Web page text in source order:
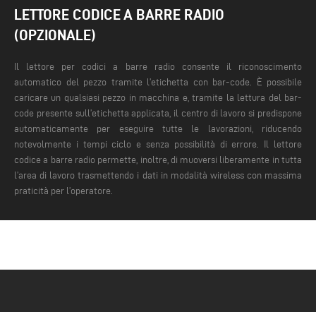
LETTORE CODICE A BARRE RADIO
(OPZIONALE)
Il lettore per codici a barre radio consente il riconoscimento
automatico del pezzo tramite l’etichetta con bar-code. È possibile
caricare un qualsiasi pezzo in macchina e, tramite la lettura del bar-
code presente sull’etichetta applicata, il centro di lavoro si predispone
automaticamente per eseguire tutte le lavorazioni, riducendo
notevolmente i tempi ciclo e senza possibilità di errore. Il lettore
codice a barre radio permette, inoltre, di muoversi liberamente in tutta
l’area di lavoro trasmettendo i dati in modalità wireless con massima
praticità per l’operatore.